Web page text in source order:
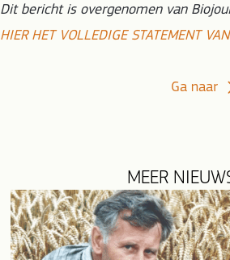
Dit bericht is overgenomen van
HIER HET VOLLEDIGE STATEMENT
Ga naar
MEER